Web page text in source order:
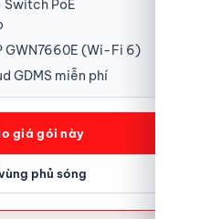
Switch PoE
GWN7660E (Wi-Fi 6)
GDMS miễn phí
giá gói này
phủ sóng